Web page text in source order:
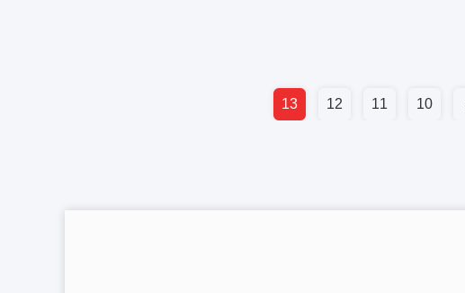
10
11
12
13